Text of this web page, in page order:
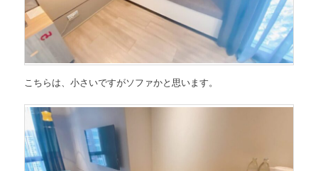
こちらは、小さいですがソファかと思います。